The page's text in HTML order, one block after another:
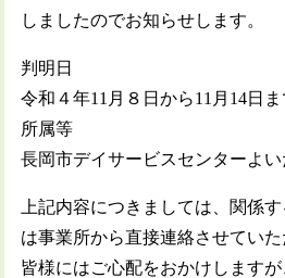
しましたのでお知らせします。
判明日
令和４年11月８日から11月14日ま
所属等
長岡市デイサービスセンター
上記内容につきましては、関係
は事業所から直接連絡させていた
皆様にはご心配をおかけします